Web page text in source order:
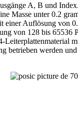
A, B und Index.
Masse unter 0.2
einer Auflösung von
von 128 bis
betrieben werden